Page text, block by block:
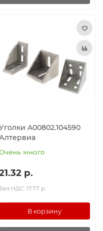
A00802.104590
много
р.
Без НДС: 17.77 р.
В корзину